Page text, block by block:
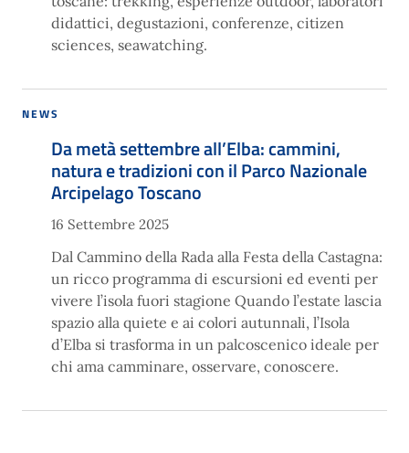
didattici, degustazioni, conferenze, citizen
sciences, seawatching.
NEWS
Da metà settembre all’Elba: cammini,
natura e tradizioni con il Parco Nazionale
Arcipelago Toscano
16 Settembre 2025
Dal Cammino della Rada alla Festa della Castagna:
un ricco programma di escursioni ed eventi per
vivere l’isola fuori stagione Quando l’estate lascia
spazio alla quiete e ai colori autunnali, l’Isola
d’Elba si trasforma in un palcoscenico ideale per
chi ama camminare, osservare, conoscere.